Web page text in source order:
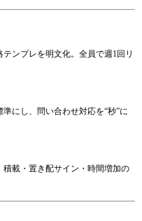
ンプレを明文化。全員で週1回リ
にし、問い合わせ対応を“秒”に
載・置き配サイン・時間増加の